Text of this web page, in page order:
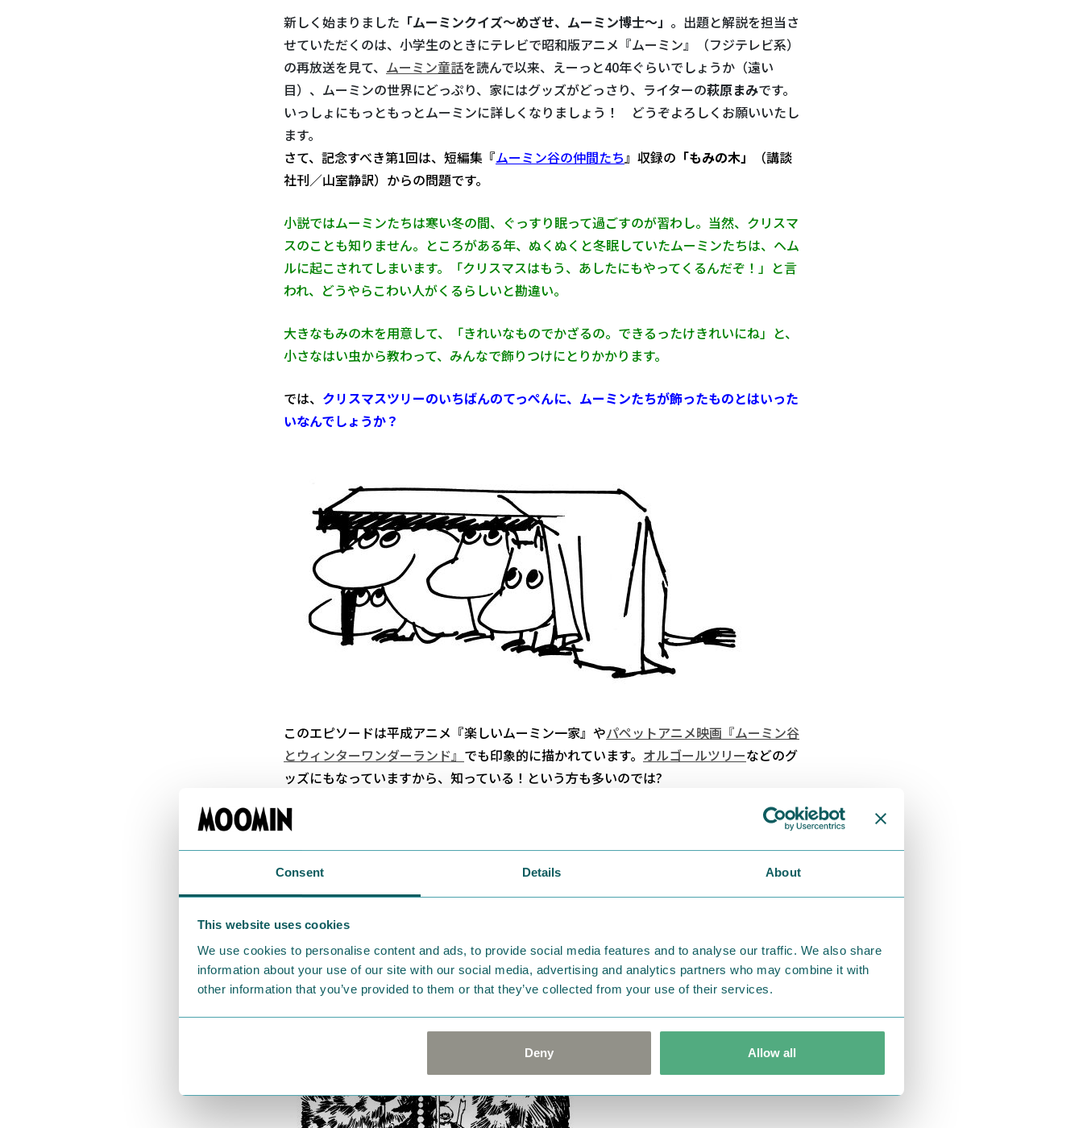
Consent Details About
This website uses cookies
We use cookies to personalise content and ads, to provide social media features and to analyse our traffic. We also share
information about your use of our site with our social media, advertising and analytics partners who may combine it with
other information that you’ve provided to them or that they’ve collected from your use of their services.
Deny Allow all
新しく始まりました 「ムーミンクイズ～めざせ、ムーミン博士～」 。出題と解説を担当さ
せていただくのは、小学生のときにテレビで昭和版アニメ『ムーミン』（フジテレビ系）
の再放送を見て、 ムーミン童話を読んで以来、えーっと40年ぐらいでしょうか（遠い
目）、ムーミンの世界にどっぷり、家にはグッズがどっさり、ライターの萩原まみです。
いっしょにもっともっとムーミンに詳しくなりましょう！ どうぞよろしくお願いいたし
ます。
さて、記念すべき第1回は、短編集『ムーミン谷の仲間たち』収録の 「もみの木」
（講談
社刊／山室静訳）からの問題です。
小説ではムーミンたちは寒い冬の間、ぐっすり眠って過ごすのが習わし。当然、クリスマ
スのことも知りません。ところがある年、ぬくぬくと冬眠していたムーミンたちは、ヘム
ルに起こされてしまいます。「クリスマスはもう、あしたにもやってくるんだぞ！」と言
われ、どうやらこわい人がくるらしいと勘違い。
大きなもみの木を用意して、「きれいなものでかざるの。できるったけきれいにね」と、
小さなはい虫から教わって、みんなで飾りつけにとりかかります。
では、 クリスマスツリーのいちばんのてっぺんに、ムーミンたちが飾ったものとはいった
いなんでしょうか？
このエピソードは平成アニメ『楽しいムーミン一家』やパペットアニメ映画『ムーミン谷
とウィンターワンダーランド』 でも印象的に描かれています。 オルゴールツリーなどのグ
ッズにもなっていますから、知っている！という方も多いのでは?
……答えは、
。簡単すぎる～と言われてしまいそうですが、初回ですし、ク
もっと難しい問題じゃないとつまらない！という方は、ほかにムーミンたちがツリーに飾
ったものを挙げてみてください（答えは後ほど）。